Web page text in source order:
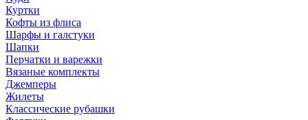
Куртки
Кофты из флиса
Шарфы и галстуки
Шапки
Перчатки и варежки
Вязаные комплекты
Джемперы
Жилеты
Классические рубашки